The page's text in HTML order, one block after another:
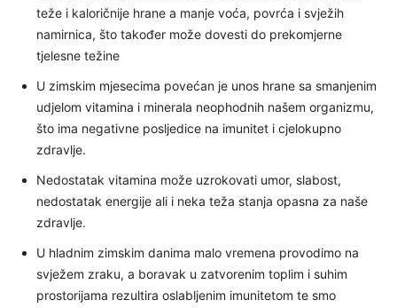
teže i kaloričnije hrane a manje voća, povrća i svježih
namirnica, što također može dovesti do prekomjerne
tjelesne težine
U zimskim mjesecima povećan je unos hrane sa smanjenim
udjelom vitamina i minerala neophodnih našem organizmu,
što ima negativne posljedice na imunitet i cjelokupno
zdravlje.
Nedostatak vitamina može uzrokovati umor, slabost,
nedostatak energije ali i neka teža stanja opasna za naše
zdravlje.
U hladnim zimskim danima malo vremena provodimo na
svježem zraku, a boravak u zatvorenim toplim i suhim
prostorijama rezultira oslabljenim imunitetom te smo